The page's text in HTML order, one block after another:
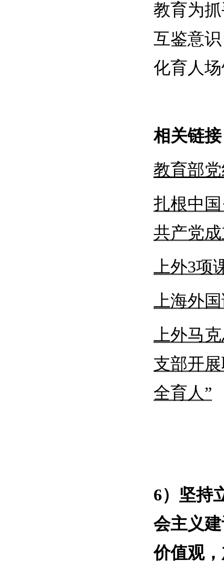
教育为
互鉴意
化育人
相关链
教育部
扎根中国
共产党
上外3项
上海外
上外马
支部开
全育人”
6） 坚持
会主义
价值观